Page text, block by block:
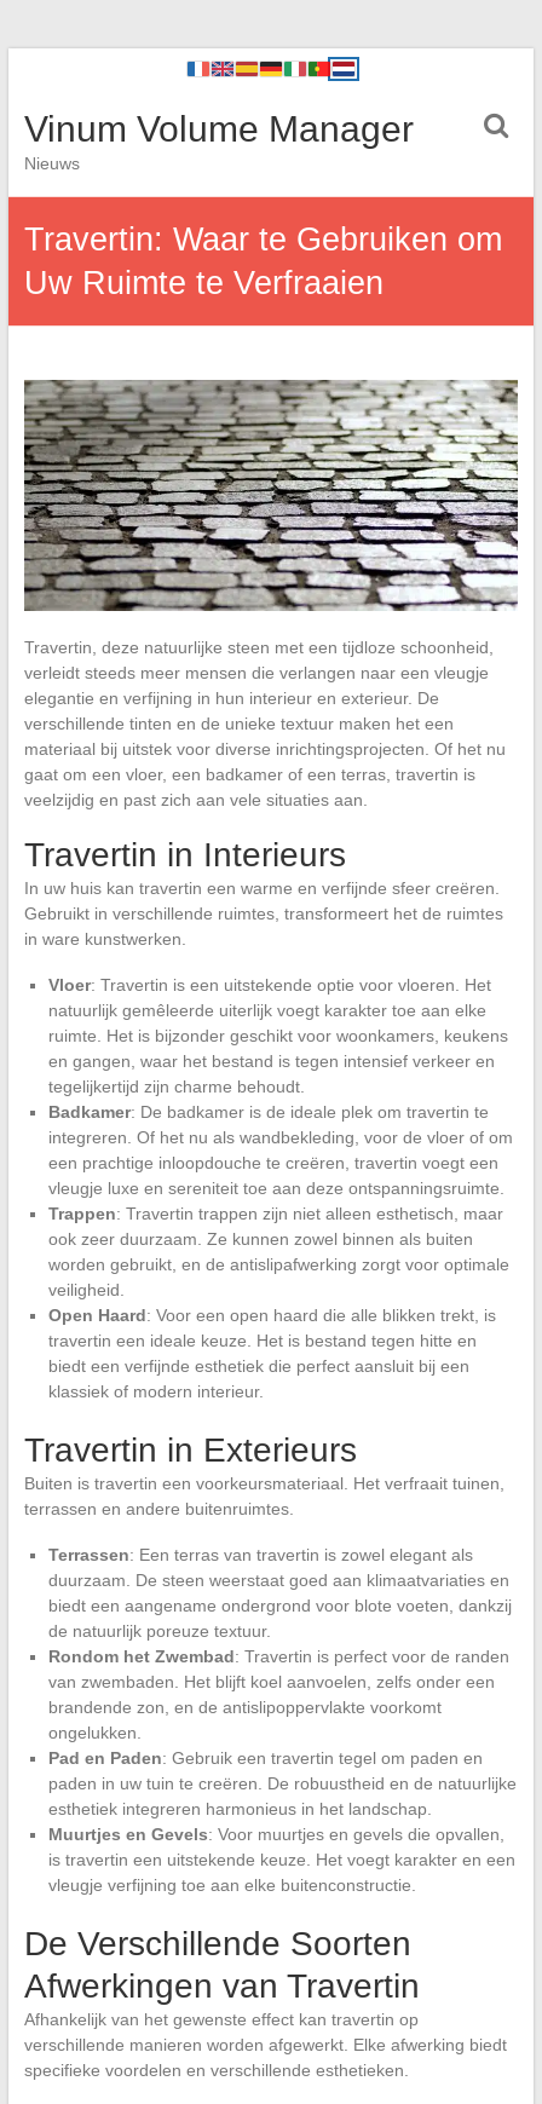
Vinum Volume Manager
Nieuws
Travertin: Waar te Gebruiken om
Uw Ruimte te Verfraaien
Travertin, deze natuurlijke steen met een tijdloze schoonheid,
verleidt steeds meer mensen die verlangen naar een vleugje
elegantie en verfijning in hun interieur en exterieur. De
verschillende tinten en de unieke textuur maken het een
materiaal bij uitstek voor diverse inrichtingsprojecten. Of het nu
gaat om een vloer, een badkamer of een terras, travertin is
veelzijdig en past zich aan vele situaties aan.
Travertin in Interieurs
In uw huis kan travertin een warme en verfijnde sfeer creëren.
Gebruikt in verschillende ruimtes, transformeert het de ruimtes
in ware kunstwerken.
Vloer: Travertin is een uitstekende optie voor vloeren. Het
natuurlijk gemêleerde uiterlijk voegt karakter toe aan elke
ruimte. Het is bijzonder geschikt voor woonkamers, keukens
en gangen, waar het bestand is tegen intensief verkeer en
tegelijkertijd zijn charme behoudt.
Badkamer: De badkamer is de ideale plek om travertin te
integreren. Of het nu als wandbekleding, voor de vloer of om
een prachtige inloopdouche te creëren, travertin voegt een
vleugje luxe en sereniteit toe aan deze ontspanningsruimte.
Trappen: Travertin trappen zijn niet alleen esthetisch, maar
ook zeer duurzaam. Ze kunnen zowel binnen als buiten
worden gebruikt, en de antislipafwerking zorgt voor optimale
veiligheid.
Open Haard: Voor een open haard die alle blikken trekt, is
travertin een ideale keuze. Het is bestand tegen hitte en
biedt een verfijnde esthetiek die perfect aansluit bij een
klassiek of modern interieur.
Travertin in Exterieurs
Buiten is travertin een voorkeursmateriaal. Het verfraait tuinen,
terrassen en andere buitenruimtes.
Terrassen: Een terras van travertin is zowel elegant als
duurzaam. De steen weerstaat goed aan klimaatvariaties en
biedt een aangename ondergrond voor blote voeten, dankzij
de natuurlijk poreuze textuur.
Rondom het Zwembad: Travertin is perfect voor de randen
van zwembaden. Het blijft koel aanvoelen, zelfs onder een
brandende zon, en de antislipoppervlakte voorkomt
ongelukken.
Pad en Paden: Gebruik een travertin tegel om paden en
paden in uw tuin te creëren. De robuustheid en de natuurlijke
esthetiek integreren harmonieus in het landschap.
Muurtjes en Gevels: Voor muurtjes en gevels die opvallen,
is travertin een uitstekende keuze. Het voegt karakter en een
vleugje verfijning toe aan elke buitenconstructie.
De Verschillende Soorten
Afwerkingen van Travertin
Afhankelijk van het gewenste effect kan travertin op
verschillende manieren worden afgewerkt. Elke afwerking biedt
specifieke voordelen en verschillende esthetieken.